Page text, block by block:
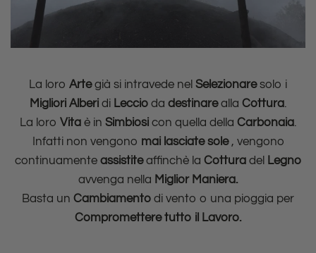
La loro Artegià si intravede nel Selezionaresolo i
Migliori Alberi di Leccio da destinarealla Cottura.
La loro Vita è in Simbiosi con quella della Carbonaia.
Infatti non vengono mai lasciate sole , vengono
continuamente assistiteaffinchè la Cottura del Legno
avvenga nella Miglior Maniera.
Basta un Cambiamento di vento o una pioggia per
Compromettere tutto il Lavoro.